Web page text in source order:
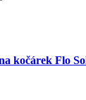
kočárek Flo